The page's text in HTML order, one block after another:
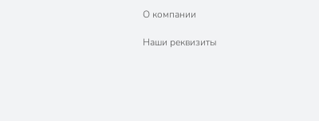
О компании
Наши реквизиты